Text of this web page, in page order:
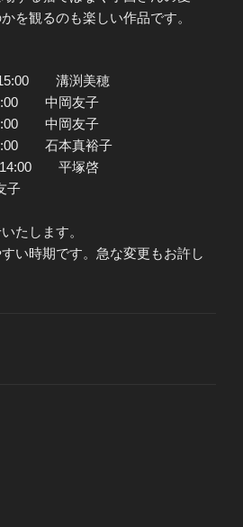
を観るのも楽しい作品です。
溝渕美穂
中岡友子
中岡友子
石本真裕子
平塚啓
子
たします。
い時期です。急な変更もお許し